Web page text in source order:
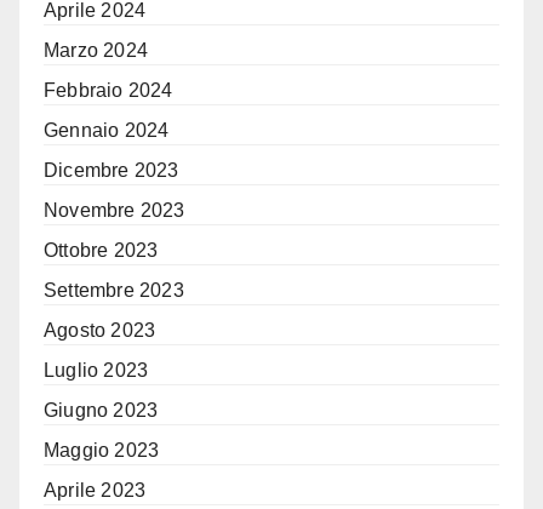
Aprile 2024
Marzo 2024
Febbraio 2024
Gennaio 2024
Dicembre 2023
Novembre 2023
Ottobre 2023
Settembre 2023
Agosto 2023
Luglio 2023
Giugno 2023
Maggio 2023
Aprile 2023